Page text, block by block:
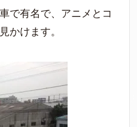
で有名で、アニメとコ
かけます。